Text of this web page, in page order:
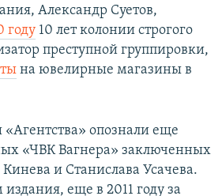
Александр Суетов,
году 10 лет колонии строгого
преступной группировки,
на ювелирные магазины в
опознали еще
«ЧВК Вагнера» заключенных
и Станислава Усачева.
еще в 2011 году за